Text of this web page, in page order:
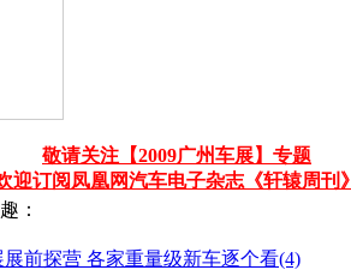
敬请关注【2009广州车展】专题
迎订阅凤凰网汽车电子杂志《轩辕周刊》
：
展前探营 各家重量级新车逐个看(4)